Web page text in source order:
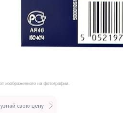
изображенного на фотографии.
узнай свою цену